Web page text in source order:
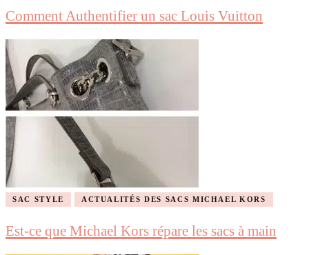
Comment Authentifier un sac Louis Vuitton
SAC STYLE ACTUALITÉS DES SACS MICHAEL KORS
Est-ce que Michael Kors répare les sacs à main